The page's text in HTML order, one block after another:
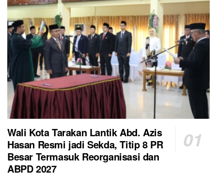
Wali Kota Tarakan Lantik Abd. Azis
Hasan Resmi jadi Sekda, Titip 8 PR
Besar Termasuk Reorganisasi dan
ABPD 2027